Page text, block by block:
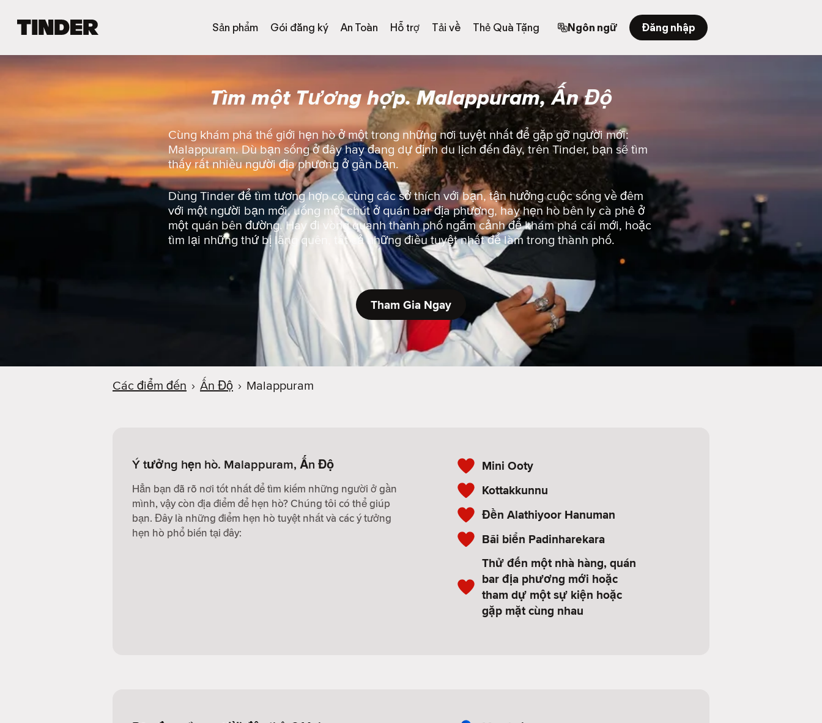
g
n
d
e
Sản phẩm Gói đăng ký An Toàn Hỗ trợ Tải về Thẻ Quà Tặng Ngôn ngữ Đăng nhập
Tìm một Tương hợp. Malappuram, Ấn Độ
Cùng khám phá thế giới hẹn hò ở một trong những nơi tuyệt nhất để gặp gỡ người mới:
Malappuram. Dù bạn sống ở đây hay đang dự định du lịch đến đây, trên Tinder, bạn sẽ tìm
thấy rất nhiều người địa phương ở gần bạn.
Dùng Tinder để tìm tương hợp có cùng các sở thích với bạn, tận hưởng cuộc sống về đêm
với một người bạn mới, uống một chút ở quán bar địa phương, hay hẹn hò bên ly cà phê ở
một quán bên đường. Hay đi vòng quanh thành phố ngắm cảnh để khám phá cái mới, hoặc
tìm lại những thứ bị lãng quên, tất cả những điều tuyệt nhất để làm trong thành phố.
Tham Gia Ngay
Các điểm đến › Ấn Độ › Malappuram
Ý tưởng hẹn hò. Malappuram, Ấn Độ
Hẳn bạn đã rõ nơi tốt nhất để tìm kiếm những người ở gần
mình, vậy còn địa điểm để hẹn hò? Chúng tôi có thể giúp
bạn. Đây là những điểm hẹn hò tuyệt nhất và các ý tưởng
hẹn hò phổ biến tại đây:
Mini Ooty
Kottakkunnu
Đền Alathiyoor Hanuman
Bãi biển Padinharekara
Thử đến một nhà hàng, quán
bar địa phương mới hoặc
tham dự một sự kiện hoặc
gặp mặt cùng nhau